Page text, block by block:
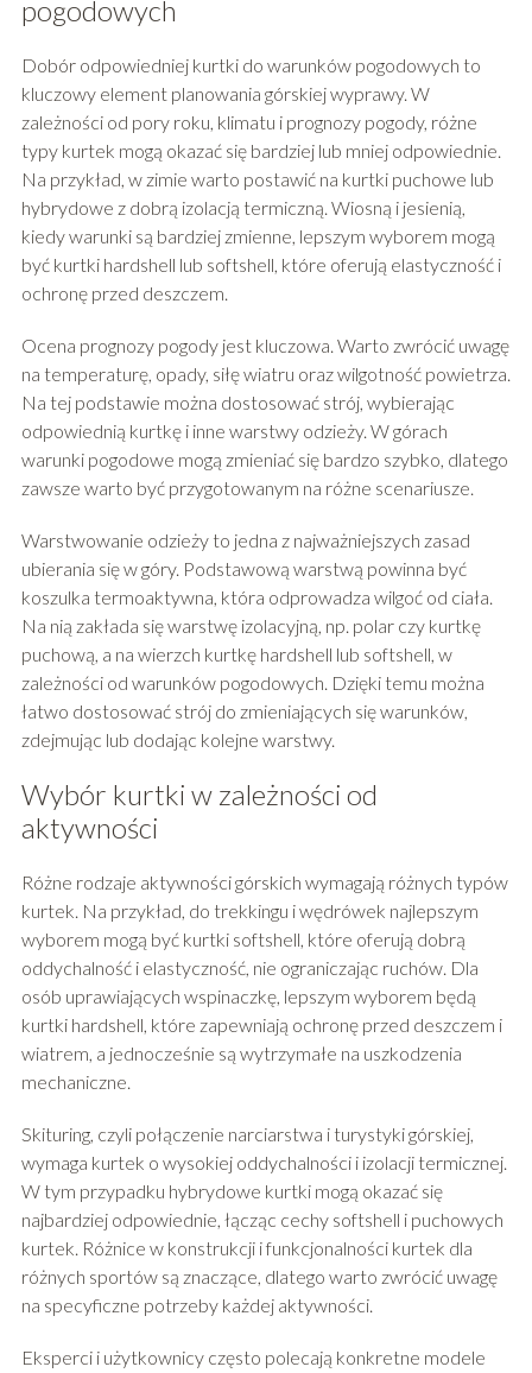
pogodowych
Dobór odpowiedniej kurtki do warunków pogodowych to
kluczowy element planowania górskiej wyprawy. W
zależności od pory roku, klimatu i prognozy pogody, różne
typy kurtek mogą okazać się bardziej lub mniej odpowiednie.
Na przykład, w zimie warto postawić na kurtki puchowe lub
hybrydowe z dobrą izolacją termiczną. Wiosną i jesienią,
kiedy warunki są bardziej zmienne, lepszym wyborem mogą
być kurtki hardshell lub softshell, które oferują elastyczność i
ochronę przed deszczem.
Ocena prognozy pogody jest kluczowa. Warto zwrócić uwagę
na temperaturę, opady, siłę wiatru oraz wilgotność powietrza.
Na tej podstawie można dostosować strój, wybierając
odpowiednią kurtkę i inne warstwy odzieży. W górach
warunki pogodowe mogą zmieniać się bardzo szybko, dlatego
zawsze warto być przygotowanym na różne scenariusze.
Warstwowanie odzieży to jedna z najważniejszych zasad
ubierania się w góry. Podstawową warstwą powinna być
koszulka termoaktywna, która odprowadza wilgoć od ciała.
Na nią zakłada się warstwę izolacyjną, np. polar czy kurtkę
puchową, a na wierzch kurtkę hardshell lub softshell, w
zależności od warunków pogodowych. Dzięki temu można
łatwo dostosować strój do zmieniających się warunków,
zdejmując lub dodając kolejne warstwy.
Wybór kurtki w zależności od
aktywności
Różne rodzaje aktywności górskich wymagają różnych typów
kurtek. Na przykład, do trekkingu i wędrówek najlepszym
wyborem mogą być kurtki softshell, które oferują dobrą
oddychalność i elastyczność, nie ograniczając ruchów. Dla
osób uprawiających wspinaczkę, lepszym wyborem będą
kurtki hardshell, które zapewniają ochronę przed deszczem i
wiatrem, a jednocześnie są wytrzymałe na uszkodzenia
mechaniczne.
Skituring, czyli połączenie narciarstwa i turystyki górskiej,
wymaga kurtek o wysokiej oddychalności i izolacji termicznej.
W tym przypadku hybrydowe kurtki mogą okazać się
najbardziej odpowiednie, łącząc cechy softshell i puchowych
kurtek. Różnice w konstrukcji i funkcjonalności kurtek dla
różnych sportów są znaczące, dlatego warto zwrócić uwagę
na specyficzne potrzeby każdej aktywności.
Eksperci i użytkownicy często polecają konkretne modele